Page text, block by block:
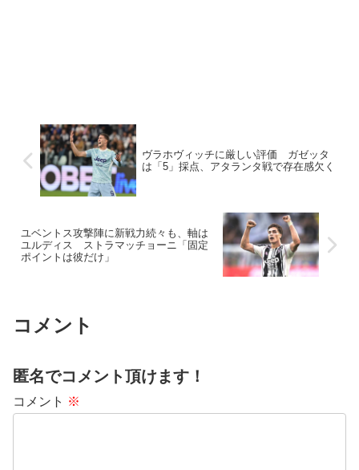
ヴラホヴィッチに厳しい評価 ガゼッタ
は「5」採点、アタランタ戦で存在感欠く
ユベントス攻撃陣に新戦力続々も、軸は
ユルディス ストラマッチョーニ「固定
ポイントは彼だけ」
コメント
匿名でコメント頂けます！
コメント ※